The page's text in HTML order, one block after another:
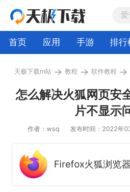
首页 应用 手游 排行
天极下载m站 → 教程 → 软件教程 →
怎么解决火狐网页安
片不显示
作者：wsq 发布时间：2022年
Firefox火狐浏览器